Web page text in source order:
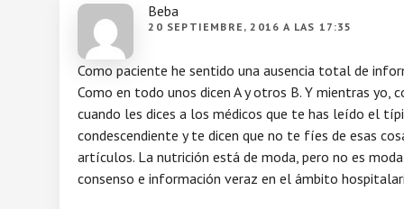
Beba
20 SEPTIEMBRE, 2016 A LAS 17:35
Como paciente he sentido una ausencia total de
Como en todo unos dicen A y otros B. Y mientras yo,
cuando les dices a los médicos que te has leído el
condescendiente y te dicen que no te fíes de esas
artículos. La nutrición está de moda, pero no es
consenso e información veraz en el ámbito